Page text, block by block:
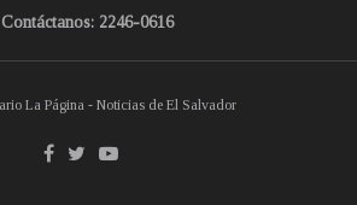
Contáctanos: 2246-0616
La Página - Noticias de El Salvador